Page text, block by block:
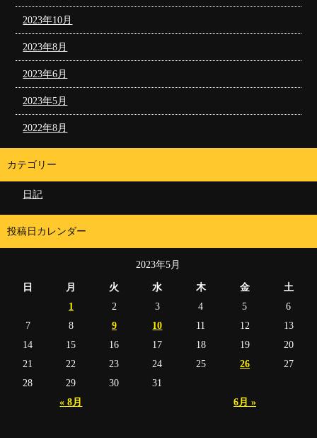
2023年10月
2023年8月
2023年6月
2023年5月
2022年8月
カテゴリー
日記
投稿日カレンダー
2023年5月
日 月 火 水 木 金 土
« 8月 6月 »
1 2 3 4 5
6
7
8 9 10 11 12
13
14
15 16 17 18 19
20
21
22 23 24 25 26
27
28
29 30 31